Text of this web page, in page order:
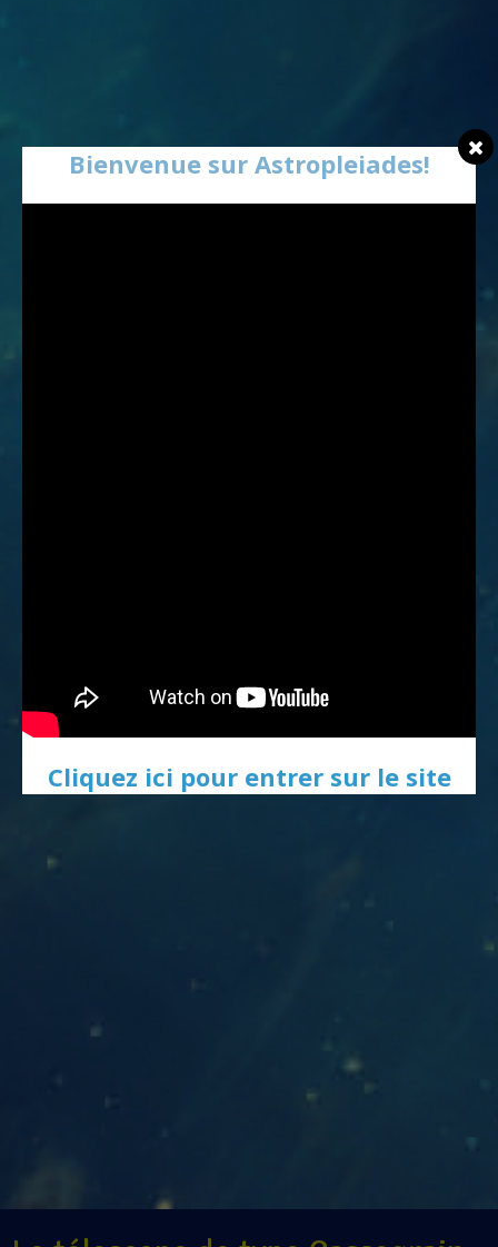
Bienvenue sur Astropleiades!
Cliquez ici pour entrer sur le site